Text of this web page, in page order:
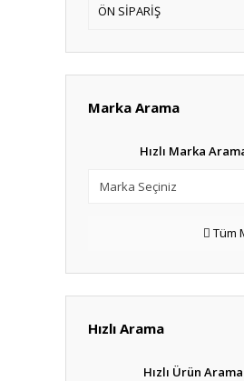
ÖN SİPARİŞ
Marka Arama
Hızlı Marka
Tüm
Hızlı Arama
Hızlı Ürün Arama